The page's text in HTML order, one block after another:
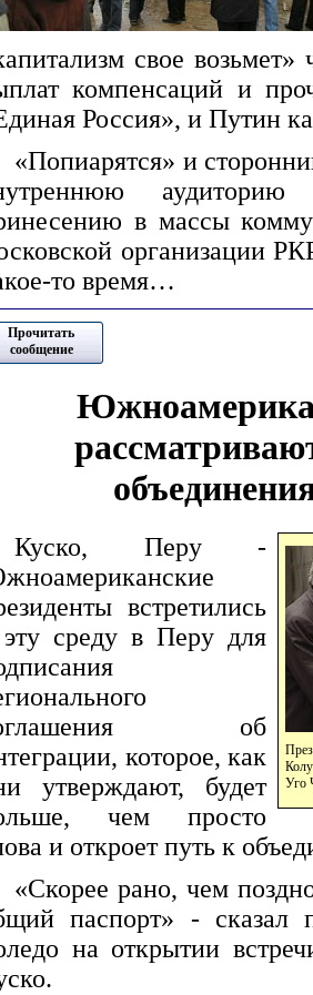
свое
компенсаций и
Россия», и Путин
«Попиарятся» и
в массы
организации
то время…
Прочитать
сообщение
Уго
Куско, Перу -
встретились
среду в Перу для
об
которое, как
утверждают, будет
чем просто
и откроет путь к
«Скорее рано, чем
паспорт» - сказал
на открытии